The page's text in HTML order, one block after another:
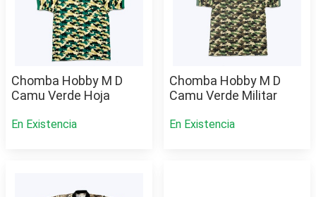
Chomba Hobby M D
Camu Verde Hoja
En Existencia
Chomba Hobby M D
Camu Verde Militar
En Existencia